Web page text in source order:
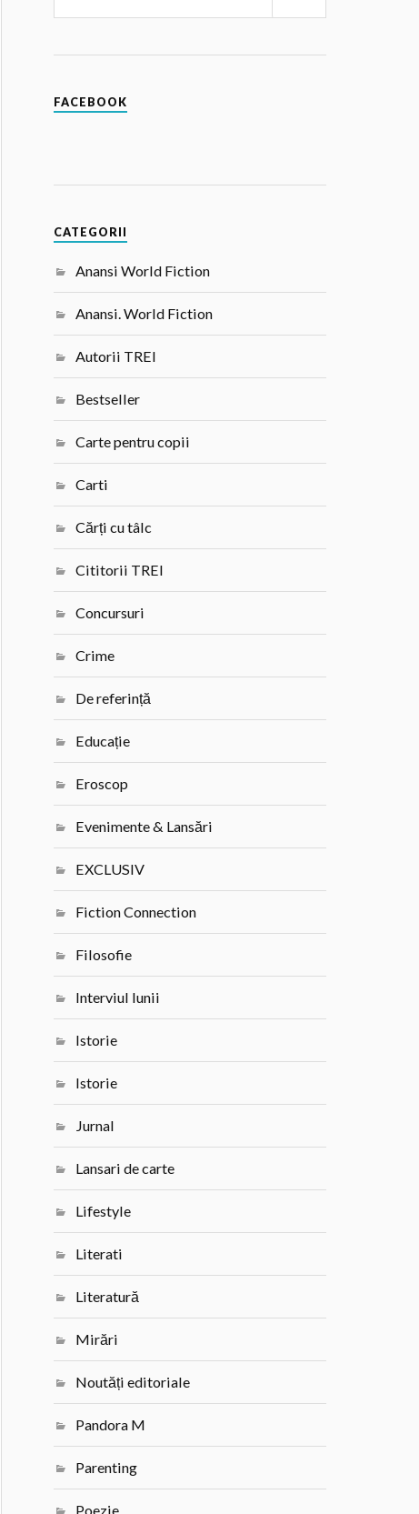
FACEBOOK
CATEGORII
Anansi World Fiction
Anansi. World Fiction
Autorii TREI
Bestseller
Carte pentru copii
Carti
Cărți cu tâlc
Cititorii TREI
Concursuri
Crime
De referință
Educație
Eroscop
Evenimente & Lansări
EXCLUSIV
Fiction Connection
Filosofie
Interviul lunii
Istorie
Istorie
Jurnal
Lansari de carte
Lifestyle
Literati
Literatură
Mirări
Noutăți editoriale
Pandora M
Parenting
Poezie